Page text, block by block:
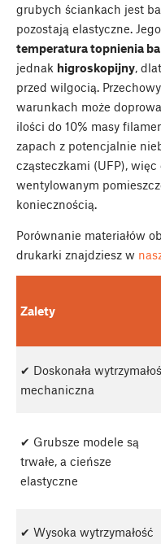
grubych ściankach jest
pozostają elastyczne.
temperatura topnienia
jednak higroskopijny,
przed wilgocią.
warunkach może
ilości do 10% masy
zapach z potencjalnie
cząsteczkami (UFP),
wentylowanym
koniecznością.
Porównanie materiałów
drukarki znajdziesz w
Zalety
✔ Doskonała
mechaniczna
✔ Grubsze modele są
trwałe, a cieńsze
elastyczne
✔ Wysoka wytrzymałość